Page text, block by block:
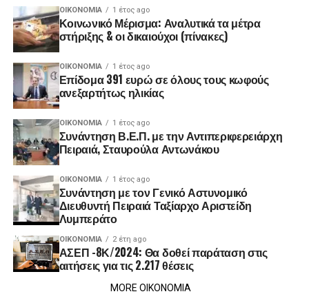
ΟΙΚΟΝΟΜΊΑ 1 έτος ago
Κοινωνικό Μέρισμα: Αναλυτικά τα μέτρα
στήριξης & οι δικαιούχοι (πίνακες)
ΟΙΚΟΝΟΜΊΑ 1 έτος ago
Επίδομα 391 ευρώ σε όλους τους κωφούς
ανεξαρτήτως ηλικίας
ΟΙΚΟΝΟΜΊΑ 1 έτος ago
Συνάντηση Β.Ε.Π. με την Αντιπεριφερειάρχη
Πειραιά, Σταυρούλα Αντωνάκου
ΟΙΚΟΝΟΜΊΑ 1 έτος ago
Συνάντηση με τον Γενικό Αστυνομικό
Διευθυντή Πειραιά Ταξίαρχο Αριστείδη
Λυμπεράτο
ΟΙΚΟΝΟΜΊΑ 2 έτη ago
ΑΣΕΠ -8Κ/2024: Θα δοθεί παράταση στις
αιτήσεις για τις 2.217 θέσεις
MORE ΟΙΚΟΝΟΜΙΑ